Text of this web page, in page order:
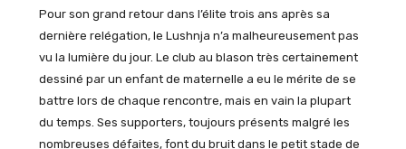
Pour son grand retour dans l’élite trois ans après sa
dernière relégation, le Lushnja n’a malheureusement pas
vu la lumière du jour. Le club au blason très certainement
dessiné par un enfant de maternelle a eu le mérite de se
battre lors de chaque rencontre, mais en vain la plupart
du temps. Ses supporters, toujours présents malgré les
nombreuses défaites, font du bruit dans le petit stade de